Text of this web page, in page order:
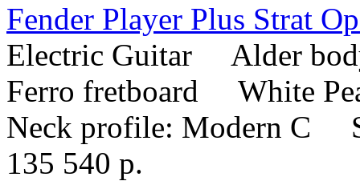
Fender Player Plus Strat
Electric Guitar Alder
Ferro fretboard White
Neck profile: Modern C
135 540 р.